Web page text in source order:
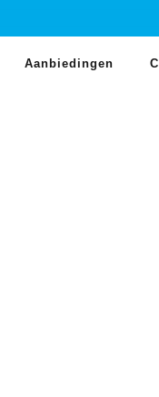
Aanbiedingen